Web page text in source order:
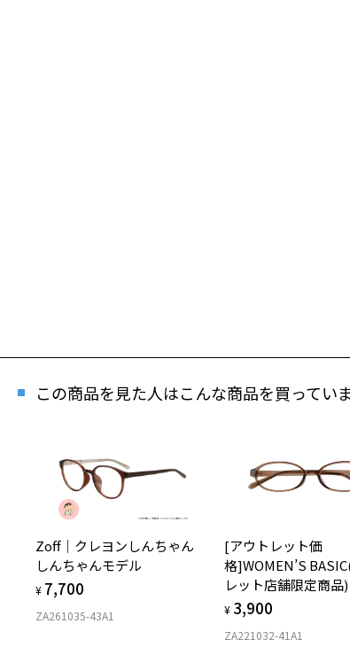
この商品を見た人はこんな商品を買ってい
Zoff｜クレヨンしんちゃん
しんちゃんモデル
¥ 7,700
ZA261035-43A1
[アウトレット価
格]WOMEN’S
レット店舗限定商品)
¥ 3,900
ZA221032-41A1